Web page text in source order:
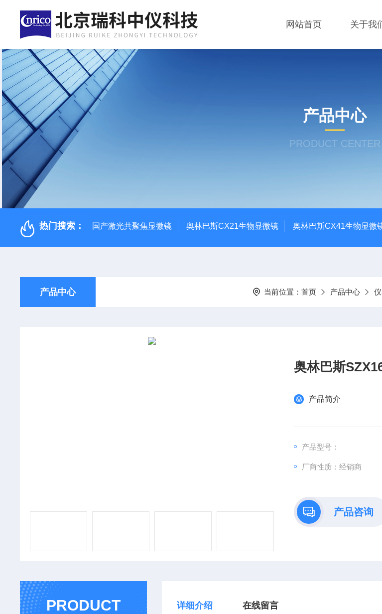
网站首页 关于我
产品中心
PRODUCT CENTER
热门搜索： 国产激光共聚焦显微镜 奥林巴斯CX21生物显微镜 奥林巴斯CX41生物显微
产品中心 当前位置： 首页 产品中心
奥林巴斯
产品简介
产品型号：
厂商性质：经销商
产品咨询
PRODUCT 详细介绍 在线留言